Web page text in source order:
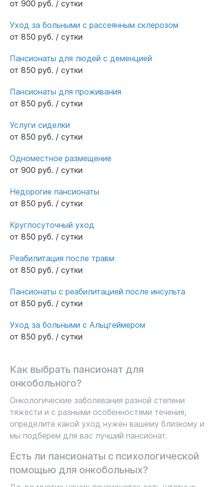
от 900 руб. / сутки
Уход за больными с рассеянным склерозом
от 850 руб. / сутки
Пансионаты для людей с деменцией
от 850 руб. / сутки
Пансионаты для проживания
от 850 руб. / сутки
Услуги сиделки
от 850 руб. / сутки
Одноместное размещение
от 900 руб. / сутки
Недорогие пансионаты
от 850 руб. / сутки
Круглосуточный уход
от 850 руб. / сутки
Реабилитация после травм
от 850 руб. / сутки
Пансионаты с реабилитацией после инсульта
от 850 руб. / сутки
Уход за больными с Альцгеймером
от 850 руб. / сутки
Как выбрать пансионат для
онкобольного?
Онкологические заболевания разной степени
тяжести и с разными особенностями течения,
определите какой уход нужен вашему близкому и
мы подберем для вас лучший пансионат.
Есть ли пансионаты с психологической
помощью для онкобольных?